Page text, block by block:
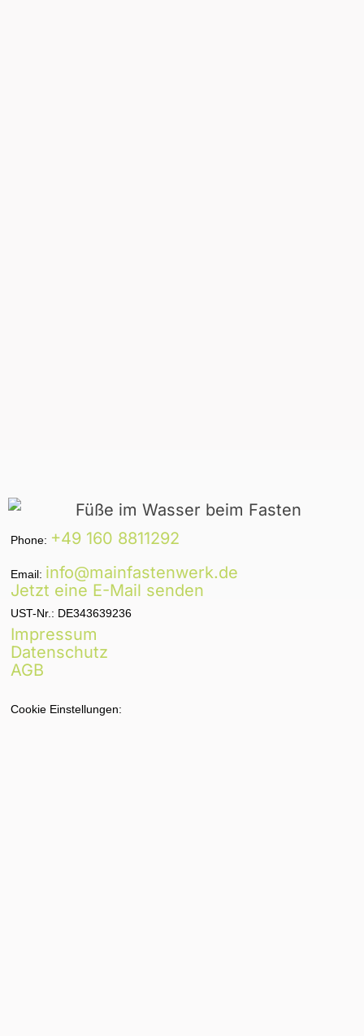
Phone: +49 160 8811292
Email: info@mainfastenwerk.de
Jetzt eine E-Mail senden
UST-Nr.: DE343639236
Impressum
Datenschutz
AGB
Cookie Einstellungen: